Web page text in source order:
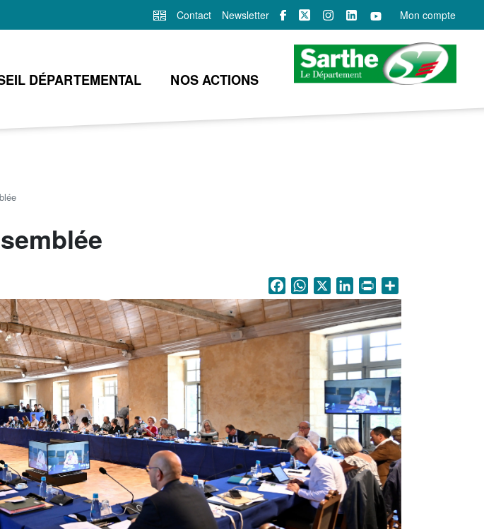
Contact Newsletter Mon compte
DÉPARTEMENTAL NOS ACTIONS
FacebookWhatsApp
X LinkedIn
Print